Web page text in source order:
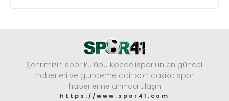
Şehrimizin spor kulübü Kocaelispor'un en güncel
haberleri ve gündeme dair son dakika spor
haberlerine anında ulaşın
https://www.spor41.com